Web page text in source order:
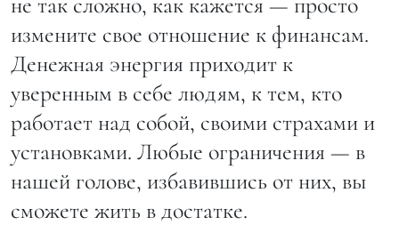
измените свое отношение к финансам.
Денежная энергия приходит к
уверенным в себе людям, к тем, кто
работает над собой, своими страхами и
установками. Любые ограничения — в
нашей голове, избавившись от них, вы
сможете жить в достатке.